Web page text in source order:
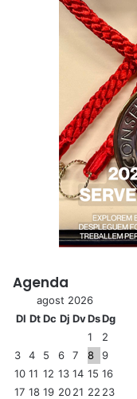
Agenda
agost 2026
Dl DtDc Dj DvDsDg
1
2
3
4 5 6 7 8
9
10 11 12 13 14 15 16
17 18 19 2021 22 23